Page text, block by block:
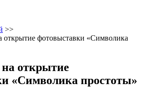
>>
открытие фотовыставки «Символика
открытие
«Символика простоты»